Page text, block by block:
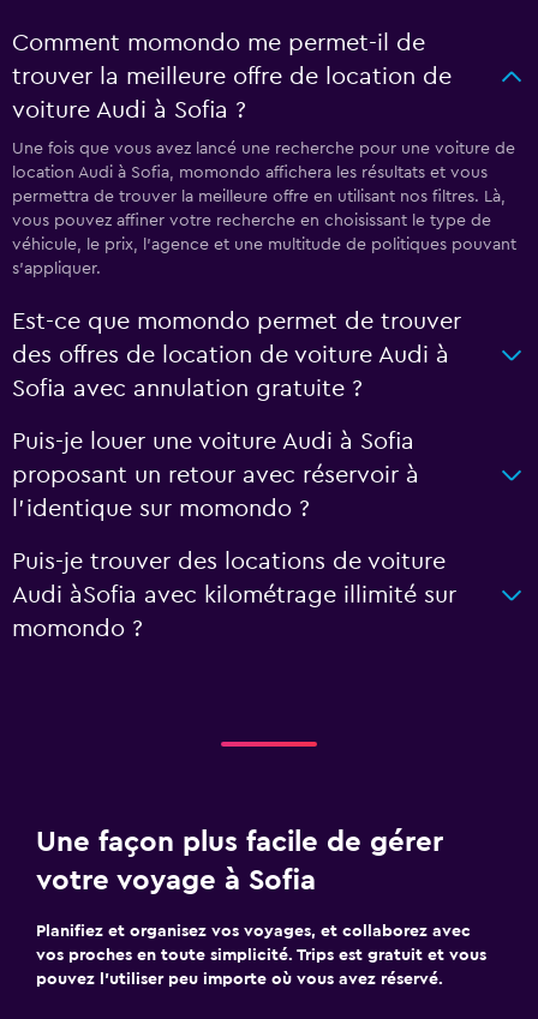
Comment momondo me permet-il de
trouver la meilleure offre de location de
voiture Audi à Sofia ?
Une fois que vous avez lancé une recherche pour une voiture de
location Audi à Sofia, momondo affichera les résultats et vous
permettra de trouver la meilleure offre en utilisant nos filtres. Là,
vous pouvez affiner votre recherche en choisissant le type de
véhicule, le prix, l'agence et une multitude de politiques pouvant
s'appliquer.
Est-ce que momondo permet de trouver
des offres de location de voiture Audi à
Sofia avec annulation gratuite ?
Puis-je louer une voiture Audi à Sofia
proposant un retour avec réservoir à
l'identique sur momondo ?
Puis-je trouver des locations de voiture
Audi àSofia avec kilométrage illimité sur
momondo ?
Une façon plus facile de gérer
votre voyage à Sofia
Planifiez et organisez vos voyages, et collaborez avec
vos proches en toute simplicité. Trips est gratuit et vous
pouvez l’utiliser peu importe où vous avez réservé.